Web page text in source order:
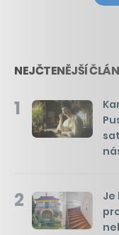
NEJČTENĚJŠÍ
1
2
Je